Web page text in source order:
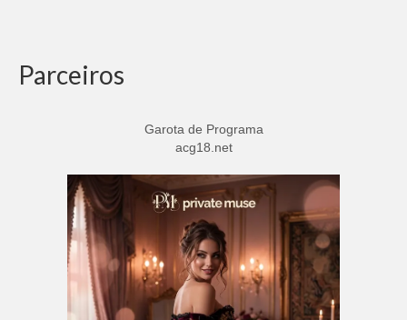
Parceiros
Garota de Programa
acg18.net